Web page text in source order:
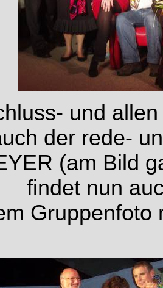
und
der rede-
(am Bild
findet nun
Gruppenfoto